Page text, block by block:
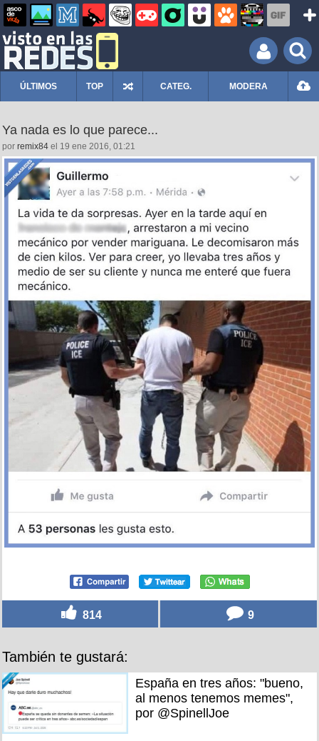
ÚLTIMOS TOP CATEG. MODERA
Ya nada es lo que parece...
por remix84 el 19 ene 2016, 01:21
814 9
También te gustará:
España en tres años: "bueno,
al menos tenemos memes",
por @SpinellJoe